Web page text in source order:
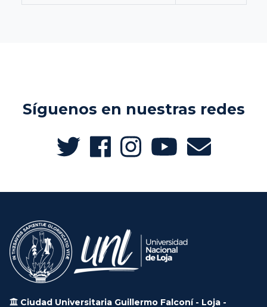
Síguenos en nuestras redes
Ciudad Universitaria Guillermo Falconí - Loja -